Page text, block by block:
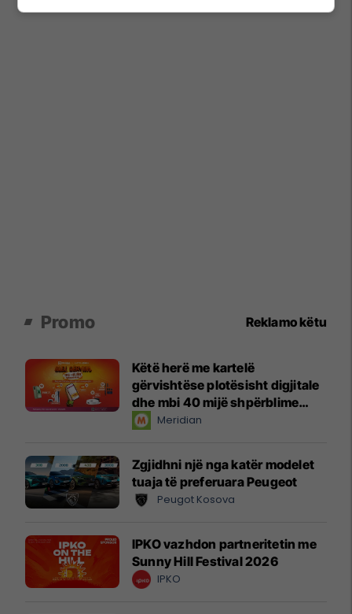
Promo Reklamo këtu
Këtë herë me kartelë
gërvishtëse plotësisht digjitale
dhe mbi 40 mijë shpërblime
instant!Meridian
Zgjidhni një nga katër modelet
tuaja të preferuara Peugeot
Peugot Kosova
IPKO vazhdon partneritetin me
Sunny Hill Festival 2026
IPKO